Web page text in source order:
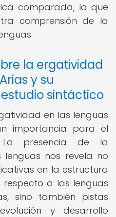
comparada, lo que
comprensión de la
la ergatividad
y su
sintáctico
en las lenguas
importancia para el
La presencia de la
nos revela no
en la estructura
a las lenguas
sino también pistas
y desarrollo